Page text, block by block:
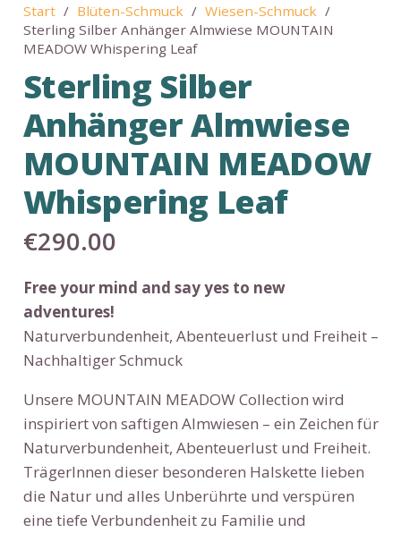
Start / Blüten-Schmuck / Wiesen-Schmuck /
Sterling Silber Anhänger Almwiese MOUNTAIN
MEADOW Whispering Leaf
Sterling Silber
Anhänger Almwiese
MOUNTAIN MEADOW
Whispering Leaf
€290.00
Free your mind and say yes to new
adventures!
Naturverbundenheit, Abenteuerlust und Freiheit –
Nachhaltiger Schmuck
Unsere MOUNTAIN MEADOW Collection wird
inspiriert von saftigen Almwiesen – ein Zeichen für
Naturverbundenheit, Abenteuerlust und Freiheit.
TrägerInnen dieser besonderen Halskette lieben
die Natur und alles Unberührte und verspüren
eine tiefe Verbundenheit zu Familie und